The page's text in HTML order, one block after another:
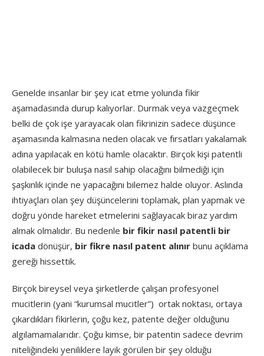
Genelde insanlar bir şey icat etme yolunda fikir
aşamadasında durup kalıyorlar. Durmak veya vazgeçmek
belki de çok işe yarayacak olan fikrinizin sadece düşünce
aşamasında kalmasına neden olacak ve fırsatları yakalamak
adına yapılacak en kötü hamle olacaktır. Birçok kişi patentli
olabilecek bir buluşa nasıl sahip olacağını bilmediği için
şaşkınlık içinde ne yapacağını bilemez halde oluyor. Aslında
ihtiyaçları olan şey düşüncelerini toplamak, plan yapmak ve
doğru yönde hareket etmelerini sağlayacak biraz yardım
almak olmalıdır. Bu nedenle bir fikir nasıl patentli bir
icada dönüşür, bir fikre nasıl patent alınır bunu açıklama
gereği hissettik.
Birçok bireysel veya şirketlerde çalışan profesyonel
mucitlerin (yani “kurumsal mucitler”) ortak noktası, ortaya
çıkardıkları fikirlerin, çoğu kez, patente değer olduğunu
algılamamalarıdır. Çoğu kimse, bir patentin sadece devrim
niteliğindeki yeniliklere layık görülen bir şey olduğu